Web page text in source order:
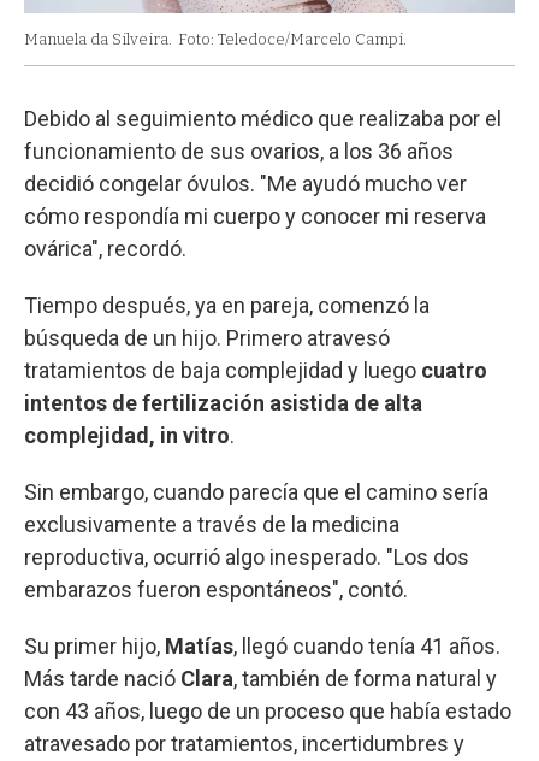
Manuela da Silveira. Foto: Teledoce/Marcelo Campi.
Debido al seguimiento médico que realizaba por el
funcionamiento de sus ovarios, a los 36 años
decidió congelar óvulos. "Me ayudó mucho ver
cómo respondía mi cuerpo y conocer mi reserva
ovárica", recordó.
Tiempo después, ya en pareja, comenzó la
búsqueda de un hijo. Primero atravesó
tratamientos de baja complejidad y luego cuatro
intentos de fertilización asistida de alta
complejidad, in vitro.
Sin embargo, cuando parecía que el camino sería
exclusivamente a través de la medicina
reproductiva, ocurrió algo inesperado. "Los dos
embarazos fueron espontáneos", contó.
Su primer hijo, Matías, llegó cuando tenía 41 años.
Más tarde nació Clara, también de forma natural y
con 43 años, luego de un proceso que había estado
atravesado por tratamientos, incertidumbres y